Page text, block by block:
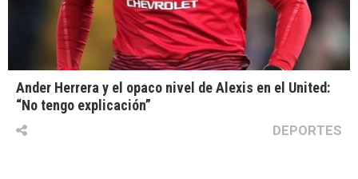
Ander Herrera y el opaco nivel de Alexis en el United:
“No tengo explicación”
DEPORTES